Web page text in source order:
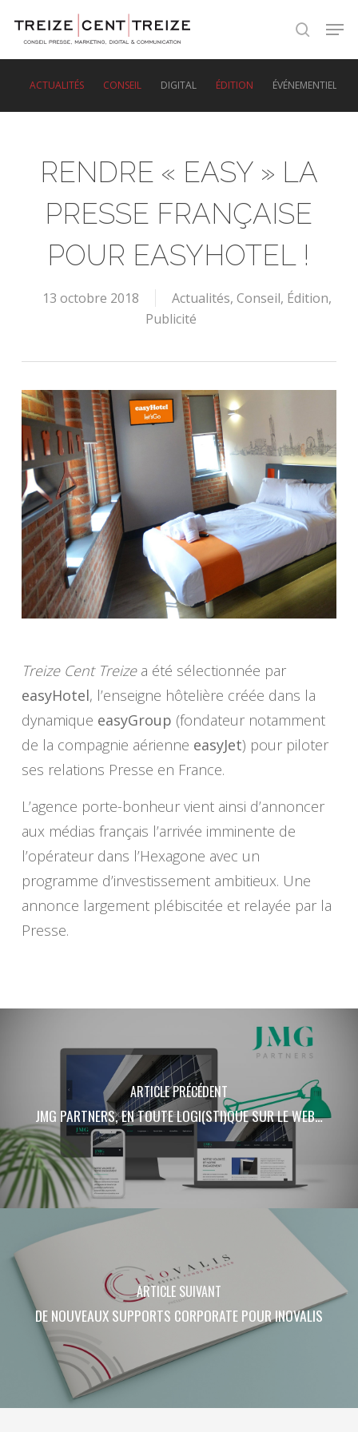
search
ACTUALITÉS CONSEIL DIGITAL ÉDITION ÉVÉNEMENTIEL
RENDRE « EASY » LA
PRESSE FRANÇAISE
POUR EASYHOTEL !
13 octobre 2018 Actualités, Conseil, Édition,
Publicité
Treize Cent Treizea été sélectionnée par
easyHotel, l’enseigne hôtelière créée dans la
dynamique easyGroup (fondateur notamment
de la compagnie aérienne easyJet) pour piloter
ses relations Presse en France.
L’agence porte-bonheur vient ainsi d’annoncer
aux médias français l’arrivée imminente de
l’opérateur dans l’Hexagone avec un
programme d’investissement ambitieux. Une
annonce largement plébiscitée et relayée par la
Presse.
ARTICLE PRÉCÉDENT
JMG PARTNERS, EN TOUTE LOGI(STI)QUE SUR LE WEB…
ARTICLE SUIVANT
DE NOUVEAUX SUPPORTS CORPORATE POUR INOVALIS